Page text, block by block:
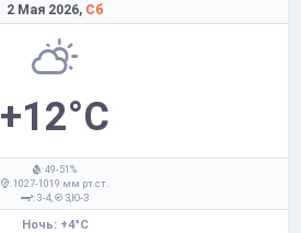
2 Мая 2026, Сб
+12°C
: 49-51%
: 1027-1019 мм рт.ст.
: 3-4,
З,Ю-З
Ночь: +4°C